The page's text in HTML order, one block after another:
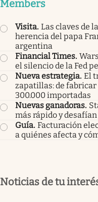
Members
Visita. Las claves de
herencia del papa
argentina
Financial Times.
el silencio de la Fed
Nueva estrategia. El
zapatillas: de fabricar
300.000 importadas
Nuevas ganadoras.
más rápido y
Guía. Facturación
a quiénes afecta y
Noticias de tu